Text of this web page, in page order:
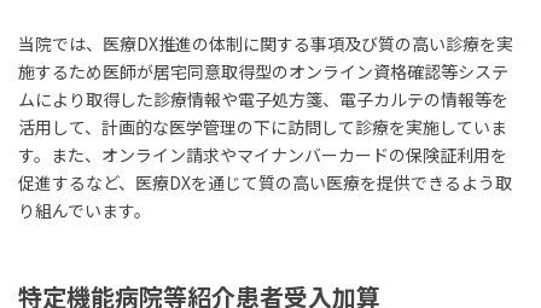
当院では、医療DX推進の体制に関する事項及び質の高い診療を実
施するため医師が居宅同意取得型のオンライン資格確認等システ
ムにより取得した診療情報や電子処方箋、電子カルテの情報等を
活用して、計画的な医学管理の下に訪問して診療を実施していま
す。また、オンライン請求やマイナンバーカードの保険証利用を
促進するなど、医療DXを通じて質の高い医療を提供できるよう取
り組んでいます。
特定機能病院等紹介患者受入加算